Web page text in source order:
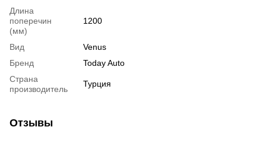
Длина
поперечин
(мм)
1200
Вид
Venus
Бренд
Today Auto
Страна
производитель
Турция
Отзывы